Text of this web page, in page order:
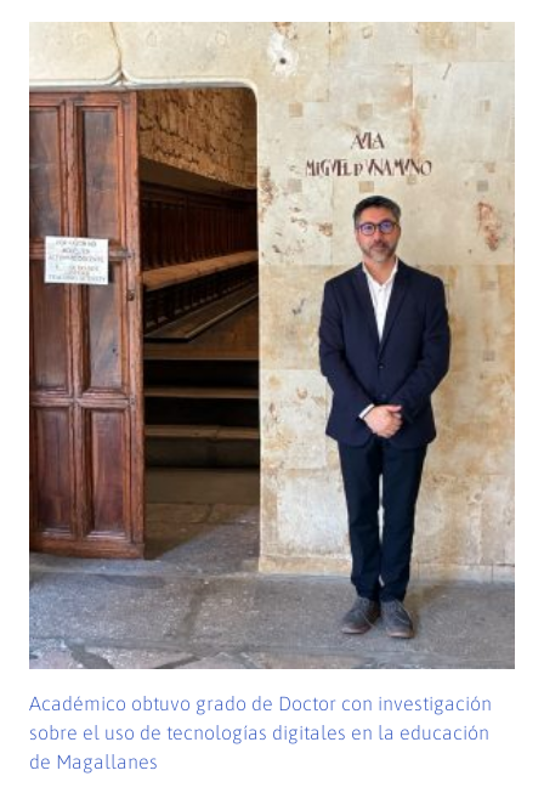
Académico obtuvo grado de Doctor con investigación
sobre el uso de tecnologías digitales en la educación
de Magallanes